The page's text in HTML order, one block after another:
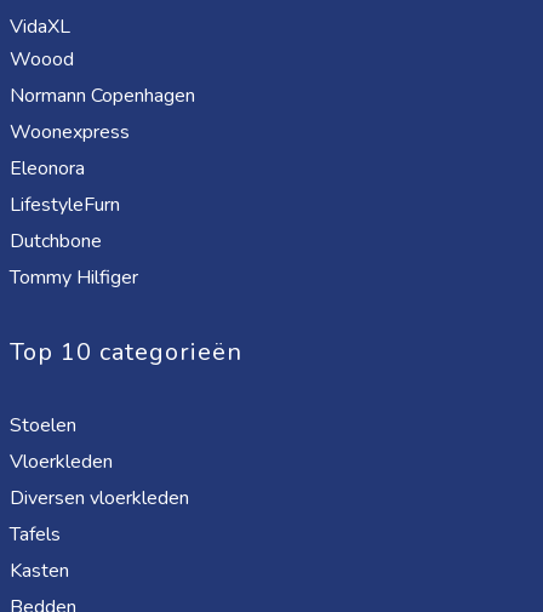
VidaXL
Woood
Normann Copenhagen
Woonexpress
Eleonora
LifestyleFurn
Dutchbone
Tommy Hilfiger
Top 10 categorieën
Stoelen
Vloerkleden
Diversen vloerkleden
Tafels
Kasten